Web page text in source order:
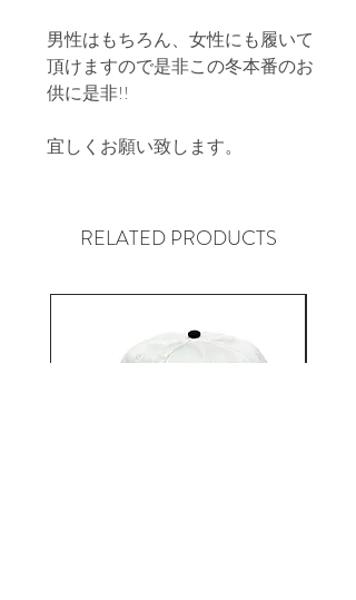
男性はもちろん、女性にも履いて
頂けますので是非この冬本番のお
供に是非!!
宜しくお願い致します。
RELATED PRODUCTS